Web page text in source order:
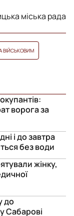
міська рада
ВІЙСЬКОВИМ
ворога за
і до завтра
без води
жінку,
до
Сабарові